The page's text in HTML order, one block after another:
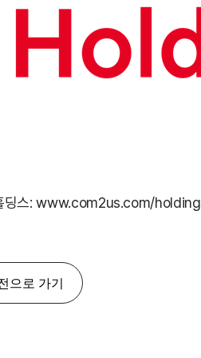
스: www.com2us.com/
으로 가기